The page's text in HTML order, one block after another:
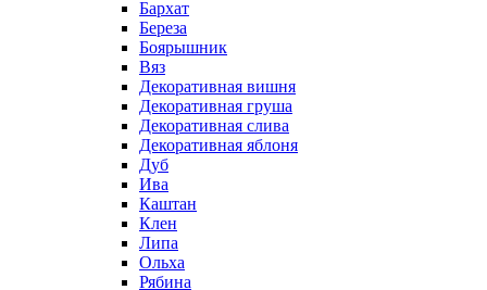
Бархат
Береза
Боярышник
Вяз
Декоративная вишня
Декоративная груша
Декоративная слива
Декоративная яблоня
Дуб
Ива
Каштан
Клен
Липа
Ольха
Рябина